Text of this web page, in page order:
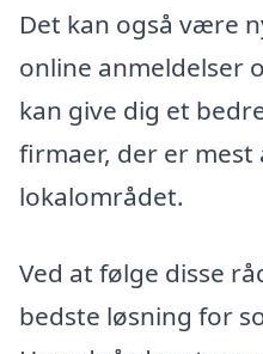
Det kan også være
online anmeldelser
kan give dig et
firmaer, der er mest
lokalområdet.
Ved at følge disse
bedste løsning for